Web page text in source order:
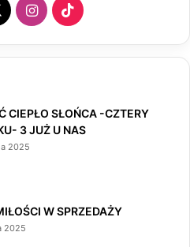
X
I
n
a
T
i
T
o
CIEPŁO SŁOŃCA -CZTERY
3 JUŻ U NAS
2025
W SPRZEDAŻY
2025